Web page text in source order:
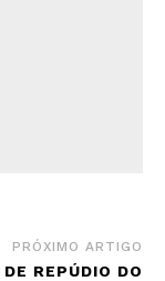
PRÓXIMO ARTIGO
DE REPÚDIO DO